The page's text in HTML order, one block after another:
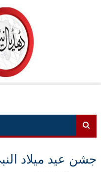
جشن عید میلاد